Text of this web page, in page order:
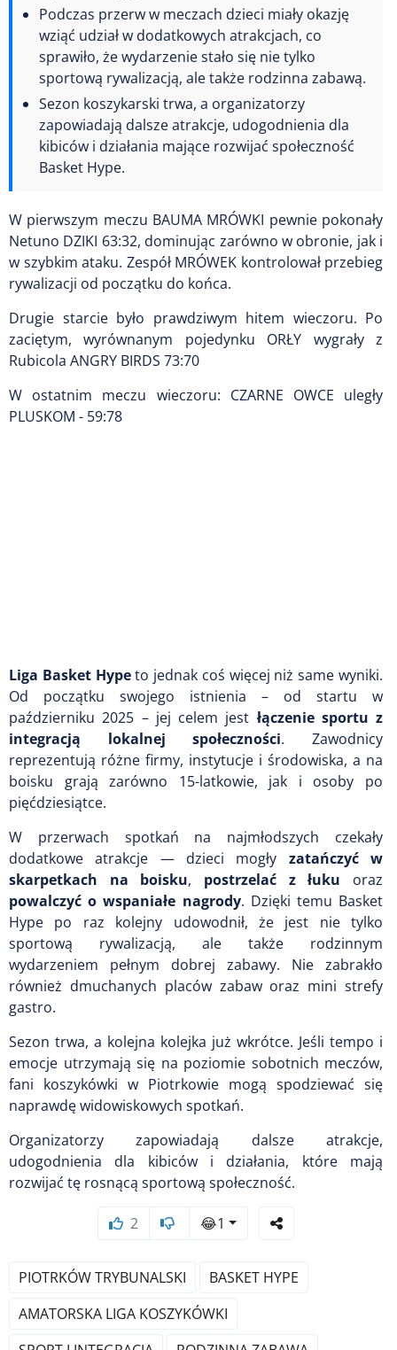
Podczas przerw w meczach dzieci miały okazję
wziąć udział w dodatkowych atrakcjach, co
sprawiło, że wydarzenie stało się nie tylko
sportową rywalizacją, ale także rodzinna zabawą.
Sezon koszykarski trwa, a organizatorzy
zapowiadają dalsze atrakcje, udogodnienia dla
kibiców i działania mające rozwijać społeczność
Basket Hype.
W pierwszym meczu BAUMA MRÓWKI pewnie pokonały
Netuno DZIKI 63:32, dominując zarówno w obronie, jak i
w szybkim ataku. Zespół MRÓWEK kontrolował przebieg
rywalizacji od początku do końca.
Drugie starcie było prawdziwym hitem wieczoru. Po
zaciętym, wyrównanym pojedynku ORŁY wygrały z
Rubicola ANGRY BIRDS 73:70
W ostatnim meczu wieczoru: CZARNE OWCE uległy
PLUSKOM - 59:78
Liga Basket Hypeto jednak coś więcej niż same wyniki.
Od początku swojego istnienia – od startu w
październiku 2025 – jej celem jest łączenie sportu z
integracją lokalnej społeczności. Zawodnicy
reprezentują różne firmy, instytucje i środowiska, a na
boisku grają zarówno 15-latkowie, jak i osoby po
pięćdziesiątce.
W przerwach spotkań na najmłodszych czekały
dodatkowe atrakcje — dzieci mogły zatańczyć w
skarpetkach na boisku, postrzelać z łuku oraz
powalczyć o wspaniałe nagrody. Dzięki temu Basket
Hype po raz kolejny udowodnił, że jest nie tylko
sportową rywalizacją, ale także rodzinnym
wydarzeniem pełnym dobrej zabawy. Nie zabrakło
również dmuchanych placów zabaw oraz mini strefy
gastro.
Sezon trwa, a kolejna kolejka już wkrótce. Jeśli tempo i
emocje utrzymają się na poziomie sobotnich meczów,
fani koszykówki w Piotrkowie mogą spodziewać się
naprawdę widowiskowych spotkań.
Organizatorzy zapowiadają dalsze atrakcje,
udogodnienia dla kibiców i działania, które mają
rozwijać tę rosnącą sportową społeczność.
2 😂1
PIOTRKÓW TRYBUNALSKI
BASKET HYPE
AMATORSKA LIGA KOSZYKÓWKI